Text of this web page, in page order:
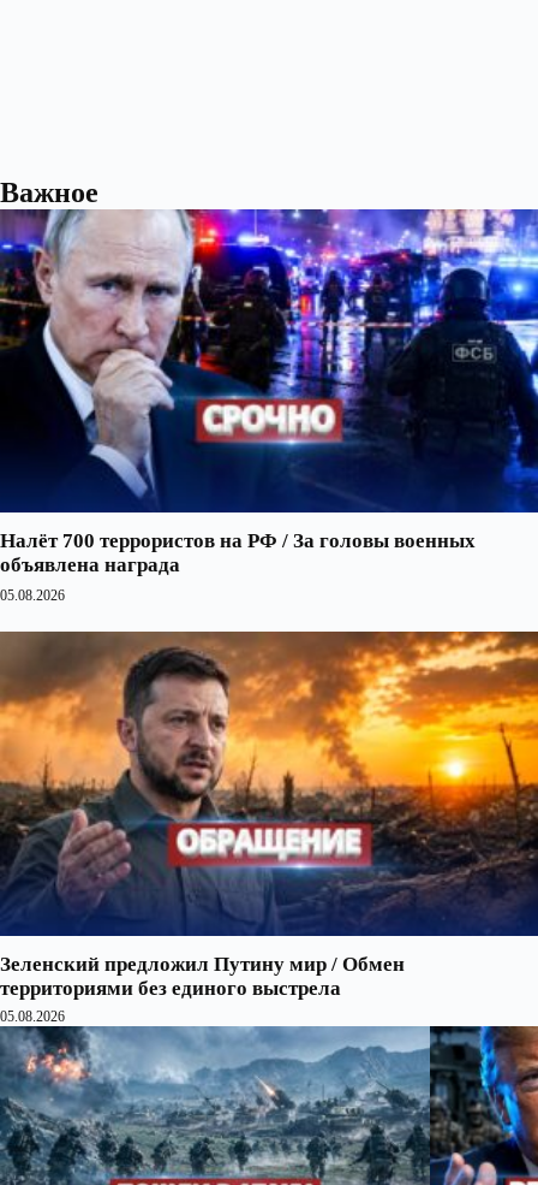
Важное
Налёт 700 террористов на РФ / За головы военных
объявлена награда
05.08.2026
Зеленский предложил Путину мир / Обмен
территориями без единого выстрела
05.08.2026